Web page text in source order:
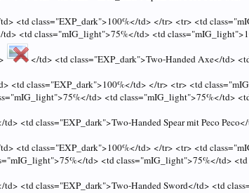
<td class="EXP_dark">100%</td> </tr> <tr> <td
<td class="mIG_light">75%</td> <td
</td> <td class="EXP_dark">Two-Handed Axe</td>
<td class="EXP_dark">100%</td> </tr> <tr> <td
td> <td class="mIG_light">75%</td>
td> <td class="EXP_dark">Two-Handed Spear mit Peco
<td class="EXP_dark">100%</td> </tr> <tr> <td
td> <td class="mIG_light">75%</td>
td> <td class="EXP_dark">Two-Handed Sword</td> <td